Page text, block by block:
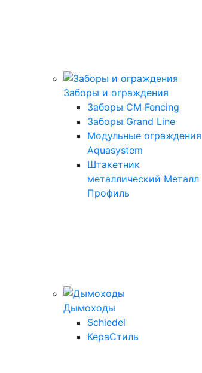
Заборы и ограждения
Заборы CM Fencing
Заборы Grand Line
Модульные ограждения
Aquasystem
Штакетник
металлический Металл
Профиль
Дымоходы
Schiedel
КераСтиль